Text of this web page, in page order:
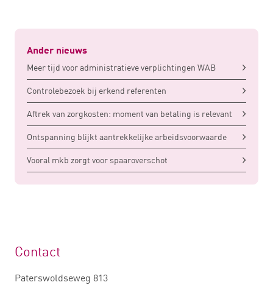
Ander nieuws
Meer tijd voor administratieve verplichtingen WAB
Controlebezoek bij erkend referenten
Aftrek van zorgkosten: moment van betaling is relevant
Ontspanning blijkt aantrekkelijke arbeidsvoorwaarde
Vooral mkb zorgt voor spaaroverschot
Contact
Paterswoldseweg 813